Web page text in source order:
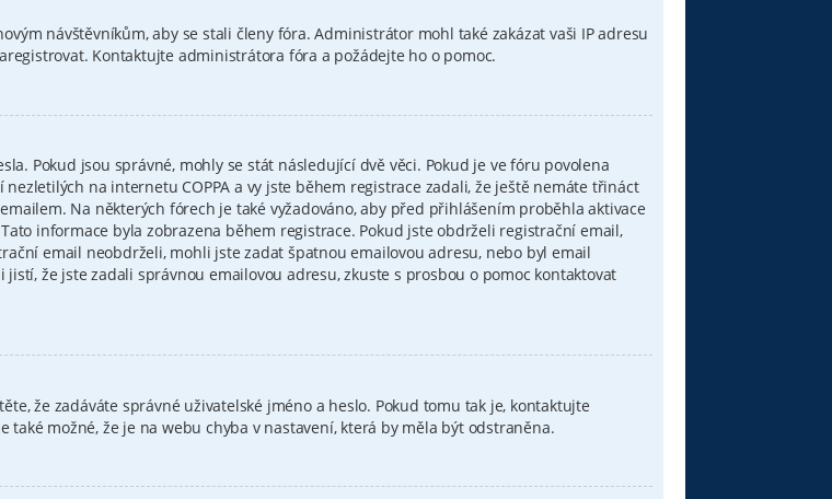
návštěvníkům, aby se stali členy fóra. Administrátor mohl také zakázat vaši IP adresu
Kontaktujte administrátora fóra a požádejte ho o pomoc.
Pokud jsou správné, mohly se stát následující dvě věci. Pokud je ve fóru povolena
na internetu COPPA a vy jste během registrace zadali, že ještě nemáte třináct
Na některých fórech je také vyžadováno, aby před přihlášením proběhla aktivace
informace byla zobrazena během registrace. Pokud jste obdrželi registrační email,
email neobdrželi, mohli jste zadat špatnou emailovou adresu, nebo byl email
že jste zadali správnou emailovou adresu, zkuste s prosbou o pomoc kontaktovat
že zadáváte správné uživatelské jméno a heslo. Pokud tomu tak je, kontaktujte
možné, že je na webu chyba v nastavení, která by měla být odstraněna.